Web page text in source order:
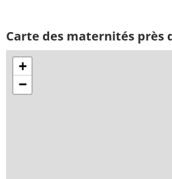
Carte des maternités près
+
−